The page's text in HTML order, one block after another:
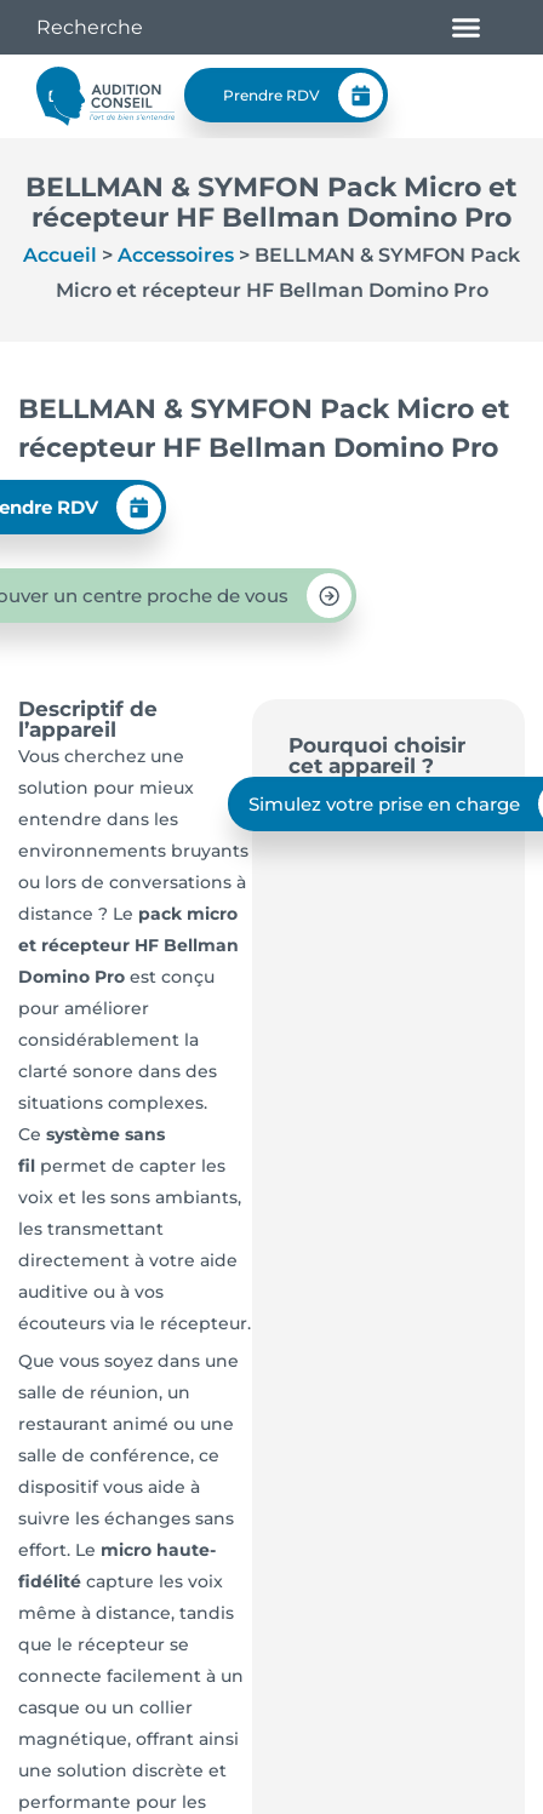
Prendre RDV
BELLMAN & SYMFON Pack Micro et
récepteur HF Bellman Domino Pro
Accueil > Accessoires > BELLMAN & SYMFON Pack
Micro et récepteur HF Bellman Domino Pro
BELLMAN & SYMFON Pack Micro et
récepteur HF Bellman Domino Pro
RDV
un centre proche de vous
Descriptif de
l’appareil
Vous cherchez une
solution pour mieux
entendre dans les
environnements bruyants
ou lors de conversations à
distance ? Le pack micro
et récepteur HF Bellman
Domino Pro est conçu
pour améliorer
considérablement la
clarté sonore dans des
situations complexes.
Ce système sans
fil permet de capter les
voix et les sons ambiants,
les transmettant
directement à votre aide
auditive ou à vos
écouteurs via le récepteur.
Que vous soyez dans une
salle de réunion, un
restaurant animé ou une
salle de conférence, ce
dispositif vous aide à
suivre les échanges sans
effort. Le micro haute-
fidélité capture les voix
même à distance, tandis
que le récepteur se
connecte facilement à un
casque ou un collier
magnétique, offrant ainsi
une solution discrète et
performante pour les
Pourquoi choisir
cet appareil ?
Simulez votre prise en charge